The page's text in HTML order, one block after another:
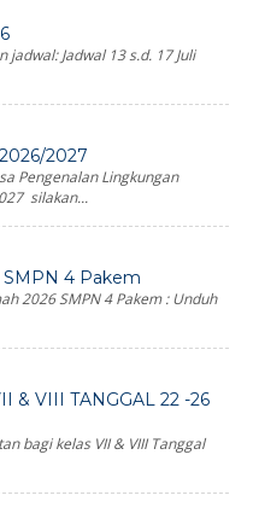
Jadwal 13 s.d. 17 Juli
2027
Pengenalan Lingkungan
silakan...
SMPN 4 Pakem
2026 SMPN 4 Pakem : Unduh
& VIII TANGGAL 22 -26
bagi kelas VII & VIII Tanggal